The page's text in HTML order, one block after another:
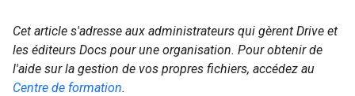
Cet article s'adresse aux administrateurs qui gèrent Drive et
les éditeurs Docs pour une organisation. Pour obtenir de
l'aide sur la gestion de vos propres fichiers, accédez au
Centre de formation.